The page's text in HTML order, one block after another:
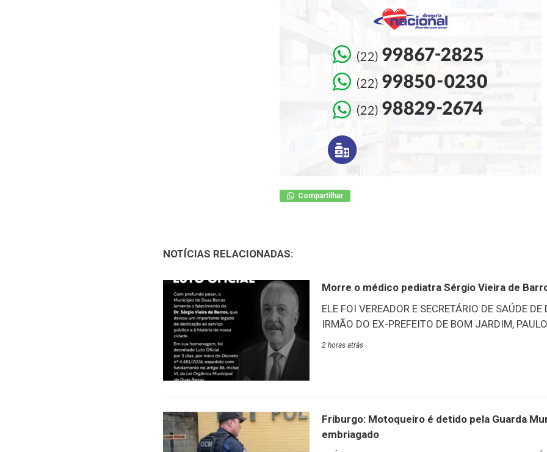
Compartilhar
NOTÍCIAS RELACIONADAS:
Morre o médico pediatra Sérgio Vieira de
ELE FOI VEREADOR E SECRETÁRIO DE SAÚDE
IRMÃO DO EX-PREFEITO DE BOM JARDIM,
de Duas Barras, através de suas redes sociais,
Jardim, Paulo Barros. O corpo está sendo
Bom Jardim até às 14
2 horas atrás
Friburgo: Motoqueiro é detido pela Guarda
embriagado